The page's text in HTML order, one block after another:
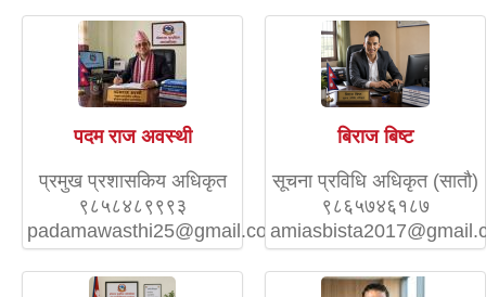
पदम राज अवस्थी
प्रमुख प्रशासकिय अधिकृत
९८५८४८९९९३
padamawasthi25@gmail.com
बिराज बिष्ट
सूचना प्रविधि अधिकृत (सातौ)
९८६५७४६१८७